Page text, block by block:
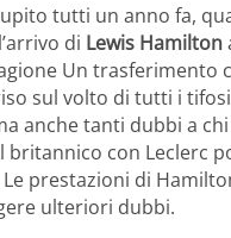
tutti un anno fa,
di Lewis Hamilton
Un trasferimento
sul volto di tutti i
anche tanti dubbi a
britannico con Leclerc
prestazioni di
ulteriori dubbi.